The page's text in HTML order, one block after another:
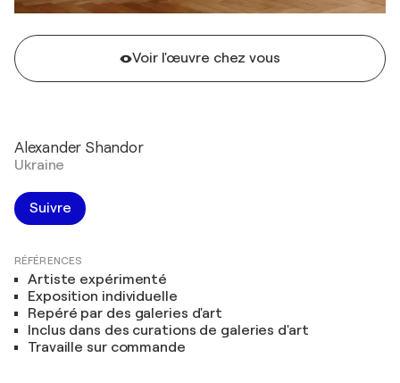
Voir l'œuvre chez vous
Alexander Shandor
Ukraine
Suivre
RÉFÉRENCES
Artiste expérimenté
Exposition individuelle
Repéré par des galeries d'art
Inclus dans des curations de galeries d'art
Travaille sur commande